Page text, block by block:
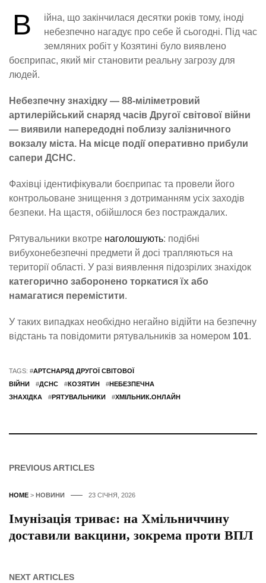
В
ійна, що закінчилася десятки років тому, іноді
небезпечно нагадує про себе й сьогодні. Під час
земляних робіт у Козятині було виявлено
боєприпас, який міг становити реальну загрозу для
людей.
Небезпечну знахідку — 88-міліметровий
артилерійський снаряд часів Другої світової війни
— виявили напередодні поблизу залізничного
вокзалу міста. На місце події оперативно прибули
сапери ДСНС.
Фахівці ідентифікували боєприпас та провели його
контрольоване знищення з дотриманням усіх заходів
безпеки. На щастя, обійшлося без постраждалих.
Рятувальники вкотре наголошують: подібні
вибухонебезпечні предмети й досі трапляються на
території області. У разі виявлення підозрілих знахідок
категорично заборонено торкатися їх або
намагатися перемістити.
У таких випадках необхідно негайно відійти на безпечну
відстань та повідомити рятувальників за номером 101.
TAGS: #АРТСНАРЯД ДРУГОЇ СВІТОВОЇ
ВІЙНИ
#ДСНС #КОЗЯТИН #НЕБЕЗПЕЧНА
ЗНАХІДКА
#РЯТУВАЛЬНИКИ #ХМІЛЬНИК.ОНЛАЙН
PREVIOUS ARTICLES
HOME > НОВИНИ 23 СІЧНЯ, 2026
Імунізація триває: на Хмільниччину
доставили вакцини, зокрема проти ВПЛ
NEXT ARTICLES